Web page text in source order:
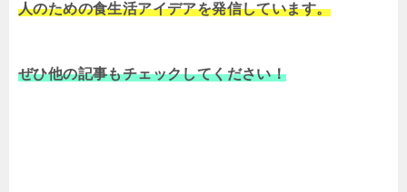
人のための食生活アイデアを発信しています。
ぜひ他の記事もチェックしてください！